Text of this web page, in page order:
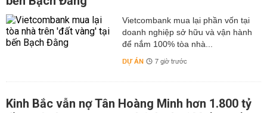
Vietcombank mua lại phần vốn tại
doanh nghiệp sở hữu và vận hành
để nắm 100% tòa nhà...
DỰ ÁN 7 giờ trước
Kinh Bắc vẫn nợ Tân Hoàng Minh hơn 1.800 tỷ